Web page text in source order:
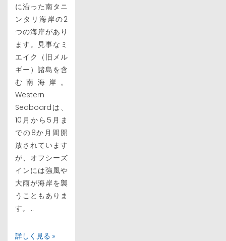
に沿った南タニ
ンタリ海岸の2
つの海岸があり
ます。見事なミ
エイク（旧メル
ギー）諸島を含
む南海岸。
Western
Seaboardは、
10月から5月ま
での8か月間開
放されています
が、オフシーズ
インには強風や
大雨が海岸を襲
うこともありま
す。...
詳しく見る »